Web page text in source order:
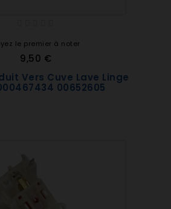
le premier à noter
9,50 €
Vers Cuve Lave Linge
00652605